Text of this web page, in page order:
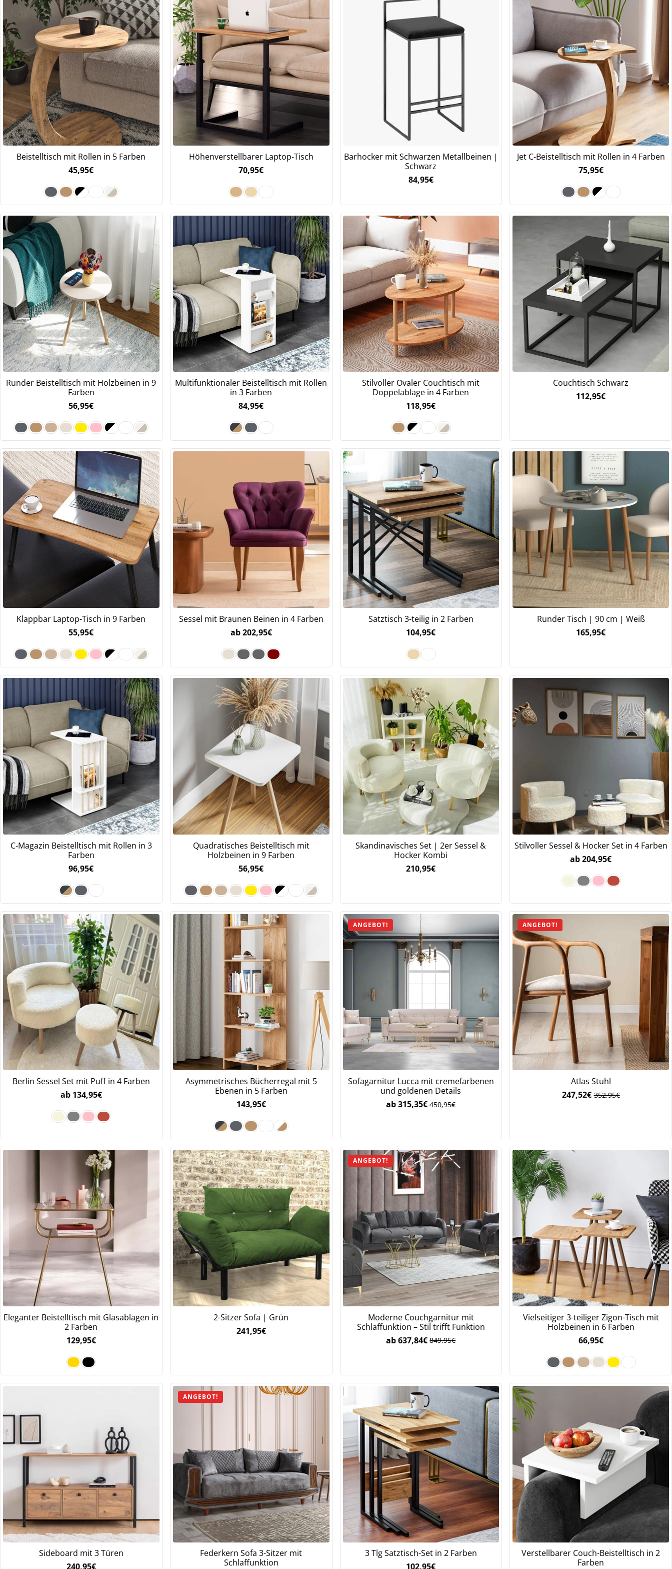
Beistelltisch mit Rollen in 5 Farben
45,95€
Höhenverstellbarer Laptop-Tisch
70,95€
Barhocker mit Schwarzen Metallbeinen |
Schwarz
84,95€
Jet C-Beistelltisch mit Rollen in 4 Farben
75,95€
Runder Beistelltisch mit Holzbeinen in 9
Farben
56,95€
Multifunktionaler Beistelltisch mit Rollen
in 3 Farben
84,95€
Stilvoller Ovaler Couchtisch mit
Doppelablage in 4 Farben
118,95€
Couchtisch Schwarz
112,95€
Klappbar Laptop-Tisch in 9 Farben
55,95€
Sessel mit Braunen Beinen in 4 Farben
ab202,95€
Satztisch 3-teilig in 2 Farben
104,95€
Runder Tisch | 90 cm | Weiß
165,95€
C-Magazin Beistelltisch mit Rollen in 3
Farben
96,95€
Quadratisches Beistelltisch mit
Holzbeinen in 9 Farben
56,95€
Skandinavisches Set | 2er Sessel &
Hocker Kombi
210,95€
Stilvoller Sessel & Hocker Set in 4 Farben
ab204,95€
Berlin Sessel Set mit Puff in 4 Farben
ab 134,95€
Asymmetrisches Bücherregal mit 5
Ebenen in 5 Farben
143,95€
ANGEBOT!
Sofagarnitur Lucca mit cremefarbenen
und goldenen Details
ab
450,95€
315,35€
ANGEBOT!
Atlas Stuhl
352,95€
Ursprünglicher
247,52€Aktueller
Eleganter Beistelltisch mit Glasablagen in
2 Farben
129,95€
2-Sitzer Sofa | Grün
241,95€
ANGEBOT!
Moderne Couchgarnitur mit
Schlaffunktion – Stil trifft Funktion
ab
849,95€
637,84€
Vielseitiger 3-teiliger Zigon-Tisch mit
Holzbeinen in 6 Farben
66,95€
Sideboard mit 3 Türen
240,95€
ANGEBOT!
Federkern Sofa 3-Sitzer mit
Schlaffunktion
3 Tlg Satztisch-Set in 2 Farben
102,95€
Verstellbarer Couch-Beistelltisch in 2
Farben
auf Ihre erste Bestellung sichern!
Meinen Code senden
Bleiben Sie auf dem Laufenden über Neuigkeiten und Angebote.
Weitere Informationen darüber, wie wir Ihre Daten für Marketingkommunikation
verarbeiten. Lesen Sie unsereDatenschutzrichtlinie.